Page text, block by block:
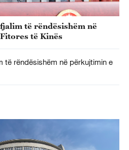
të rëndësishëm në
të Kinës
të rëndësishëm në përkujtimin e